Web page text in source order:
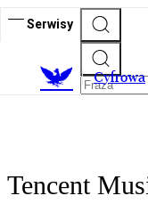
Serwisy
Cyfrowa
Tencent